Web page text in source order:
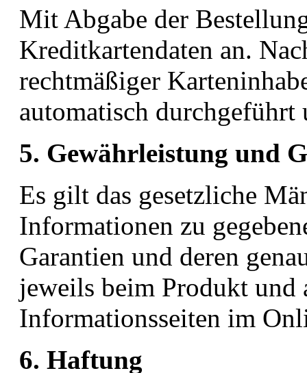
Mit Abgabe der
Kreditkartendaten an.
rechtmäßiger
automatisch durchgeführt
5. Gewährleistung und
Es gilt das gesetzliche
Informationen zu
Garantien und deren
jeweils beim Produkt und
Informationsseiten im
6. Haftung